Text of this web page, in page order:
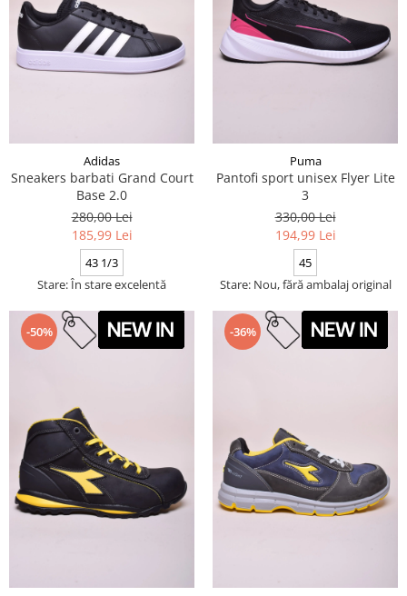
Adidas
Sneakers barbati Grand Court
Base 2.0
280,00 Lei
185,99 Lei
43 1/3
Stare: În stare excelentă
Puma
Pantofi sport unisex Flyer Lite
3
330,00 Lei
194,99 Lei
45
Stare: Nou, fără ambalaj original
-50% -36%